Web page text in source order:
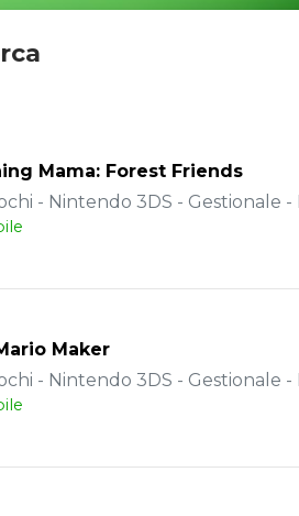
Mama: Forest Friends
- Nintendo 3DS - Gestionale
Maker
- Nintendo 3DS - Gestionale